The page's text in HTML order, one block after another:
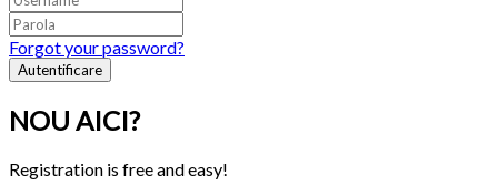
Forgot your password?
NOU AICI?
Registration is free and easy!